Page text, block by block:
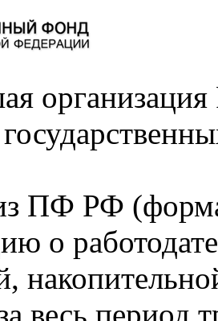
ПФ РФ
о
весь период